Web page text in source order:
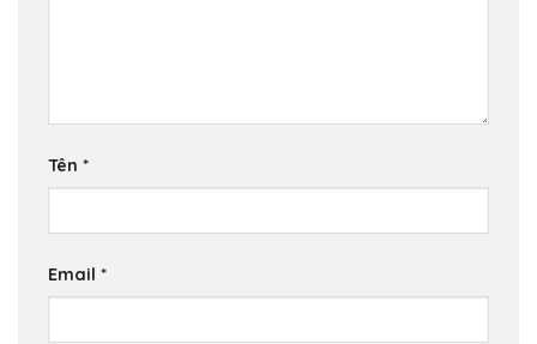
Tên *
Email *